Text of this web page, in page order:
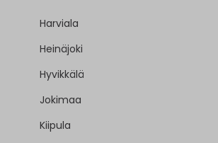
Harviala
Heinäjoki
Hyvikkälä
Jokimaa
Kiipula